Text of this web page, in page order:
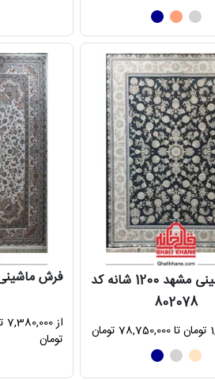
فرش ماشینی مشهد 1200 شانه کد
802078
تومان